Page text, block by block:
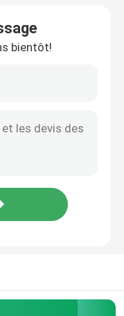
bientôt!